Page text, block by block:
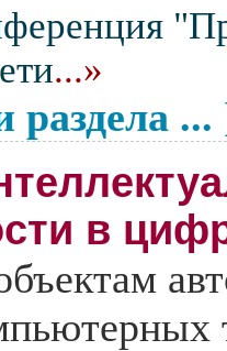
...»
раздела ...
в